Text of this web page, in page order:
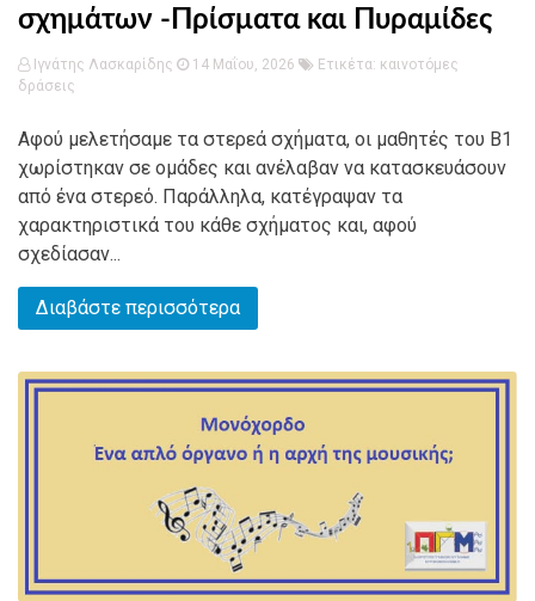
σχημάτων -Πρίσματα και Πυραμίδες
Ιγνάτης Λασκαρίδης 14 Μαΐου, 2026 Ετικέτα: καινοτόμες
δράσεις
Αφού μελετήσαμε τα στερεά σχήματα, οι μαθητές του Β1
χωρίστηκαν σε ομάδες και ανέλαβαν να κατασκευάσουν
από ένα στερεό. Παράλληλα, κατέγραψαν τα
χαρακτηριστικά του κάθε σχήματος και, αφού
σχεδίασαν...
Διαβάστε περισσότερα